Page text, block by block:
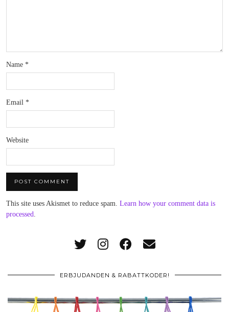
Name *
Email *
Website
This site uses Akismet to reduce spam. Learn how your comment data is
processed.
ERBJUDANDEN & RABATTKODER!